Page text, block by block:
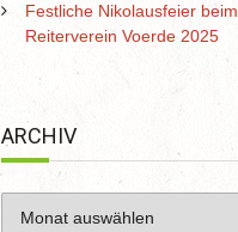
Festliche Nikolausfeier beim
Reiterverein Voerde 2025
ARCHIV